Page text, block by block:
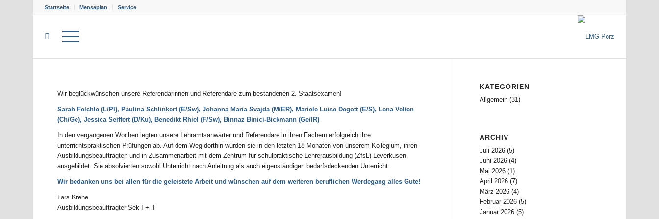
Startseite Mensaplan Service
Wir beglückwünschen unsere Referendarinnen und Referendare zum bestandenen 2. Staatsexamen!
Sarah Felchle (L/Pl), Paulina Schlinkert (E/Sw),Johanna Maria Svajda (M/ER), Mariele Luise Degott (E/S), Lena Velten
(Ch/Ge),Jessica Seiffert (D/Ku), Benedikt Rhiel (F/Sw), Binnaz Binici-Bickmann (Ge/IR)
In den vergangenen Wochen legten unsere Lehramtsanwärter und Referendare in ihren Fächern erfolgreich ihre
unterrichtspraktischen Prüfungen ab. Auf dem Weg dorthin wurden sie in den letzten 18 Monaten von unserem Kollegium, ihren
Ausbildungsbeauftragten und in Zusammenarbeit mit dem Zentrum für schulpraktische Lehrerausbildung (ZfsL) Leverkusen
ausgebildet. Sie absolvierten sowohl Unterricht nach Anleitung als auch eigenständigen bedarfsdeckenden Unterricht.
Wir bedanken uns bei allen für die geleistete Arbeit und wünschen auf dem weiteren beruflichen Werdegang alles Gute!
Lars Krehe
Ausbildungsbeauftragter Sek I + II
KATEGORIEN
Allgemein (31)
ARCHIV
Juli 2026 (5)
Juni 2026 (4)
Mai 2026 (1)
April 2026 (7)
März 2026 (4)
Februar 2026 (5)
Januar 2026 (5)